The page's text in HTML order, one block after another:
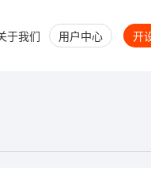
于我们 用户中心 开